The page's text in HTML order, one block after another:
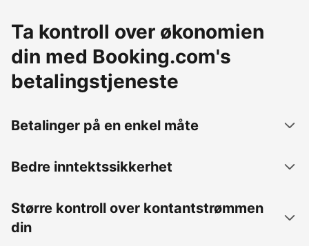
Ta kontroll over økonomien
din med Booking.com's
betalingstjeneste
Betalinger på en enkel måte
Bedre inntektssikkerhet
Større kontroll over kontantstrømmen
din